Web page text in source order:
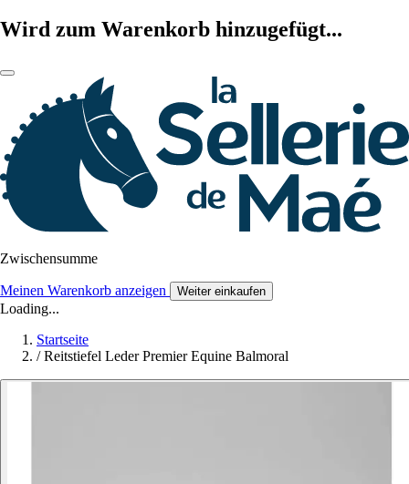
Wird zum Warenkorb hinzugefügt...
Zwischensumme
Meinen Warenkorb anzeigen Weiter einkaufen
Loading...
Startseite
/ Reitstiefel Leder Premier Equine Balmoral